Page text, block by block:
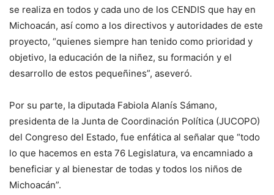
se realiza en todos y cada uno de los CENDIS que hay en
Michoacán, así como a los directivos y autoridades de este
proyecto, “quienes siempre han tenido como prioridad y
objetivo, la educación de la niñez, su formación y el
desarrollo de estos pequeñines”, aseveró.
Por su parte, la diputada Fabiola Alanís Sámano,
presidenta de la Junta de Coordinación Política (JUCOPO)
del Congreso del Estado, fue enfática al señalar que “todo
lo que hacemos en esta 76 Legislatura, va encamniado a
beneficiar y al bienestar de todas y todos los niños de
Michoacán”.